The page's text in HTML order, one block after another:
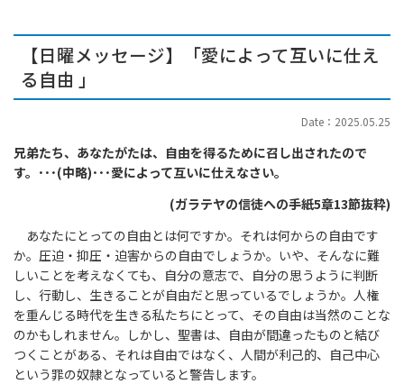
【日曜メッセージ】「愛によって互いに仕え
る自由 」
Date：2025.05.25
兄弟たち、あなたがたは、自由を得るために召し出されたので
す。･･･(中略)･･･愛によって互いに仕えなさい。
(ガラテヤの信徒への手紙5章13節抜粋)
あなたにとっての自由とは何ですか。それは何からの自由です
か。圧迫・抑圧・迫害からの自由でしょうか。いや、そんなに難
しいことを考えなくても、自分の意志で、自分の思うように判断
し、行動し、生きることが自由だと思っているでしょうか。人権
を重んじる時代を生きる私たちにとって、その自由は当然のことな
のかもしれません。しかし、聖書は、自由が間違ったものと結び
つくことがある、それは自由ではなく、人間が利己的、自己中心
という罪の奴隷となっていると警告します。